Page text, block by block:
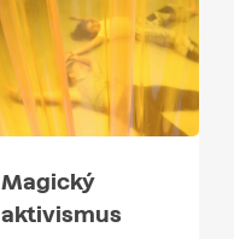
Magický
aktivismus